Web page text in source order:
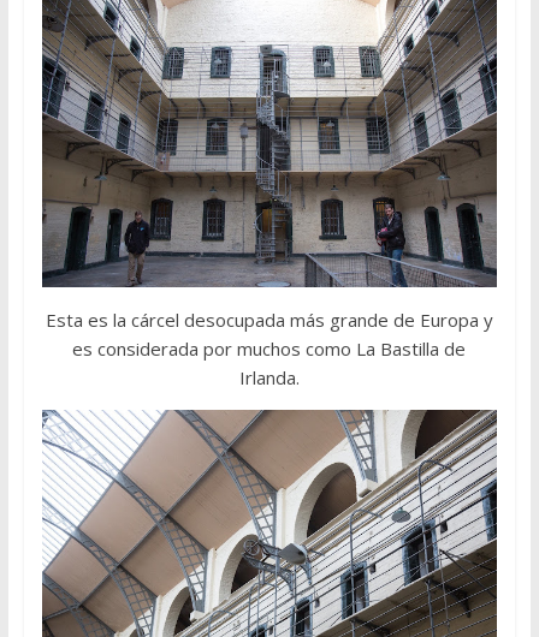
Esta es la cárcel desocupada más grande de Europa y
es considerada por muchos como La Bastilla de
Irlanda.